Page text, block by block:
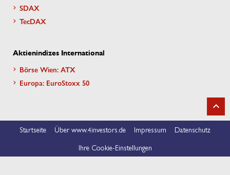
SDAX
TecDAX
Aktienindizes International
Börse Wien: ATX
Europa: EuroStoxx 50
Startseite Über www.4investors.de Impressum
Datenschutz
Ihre Cookie-Einstellungen